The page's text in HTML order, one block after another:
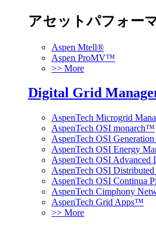
アセットパフォー
Aspen Mtell®
Aspen ProMV™
>> More
Digital Grid
AspenTech Microgrid
AspenTech OSI monarch™
AspenTech OSI
AspenTech OSI Energy
AspenTech OSI
AspenTech OSI
AspenTech OSI Continua
AspenTech Cimphony
AspenTech Grid Apps™
>> More